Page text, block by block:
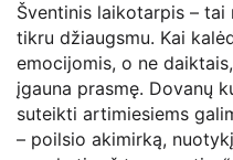
Šventinis laikotarpis –
tikru džiaugsmu. Kai
emocijomis, o ne
įgauna prasmę. Dovanų
suteikti artimiesiems
– poilsio akimirką,